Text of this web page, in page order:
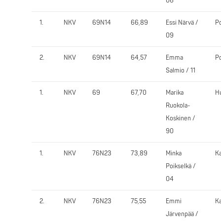
1. NKV 69N14 66,89
Essi Närvä /
09
2. NKV 69N14 64,57
Emma
Salmio / 11
1. NKV 69 67,70
Marika
Ruokola-
Koskinen /
90
1. NKV 76N23 73,89
Minka
Poikselkä /
04
2. NKV 76N23 75,55
Emmi
Järvenpää /